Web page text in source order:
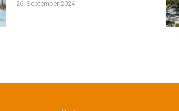
26. September 2024